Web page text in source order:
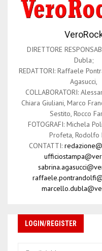
DIRETTORE
Dubla;
REDATTORI: Raffaele
Agasucci,
COLLABORATORI:
Chiara Giuliani, Marco
Sestito, Rocco
FOTOGRAFI: Michela
Profeta, Rodolfo
CONTATTI:
LOGIN/REGISTER